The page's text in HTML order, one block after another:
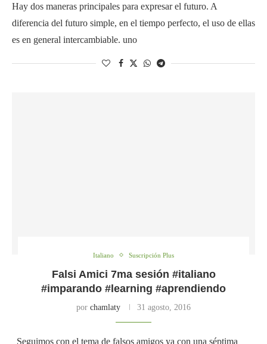
Hay dos maneras principales para expresar el futuro. A
diferencia del futuro simple, en el tiempo perfecto, el uso de ellas
es en general intercambiable. uno
Italiano Suscripción Plus
Falsi Amici 7ma sesión #italiano
#imparando #learning #aprendiendo
por chamlaty 31 agosto, 2016
Seguimos con el tema de falsos amigos ya con una séptima